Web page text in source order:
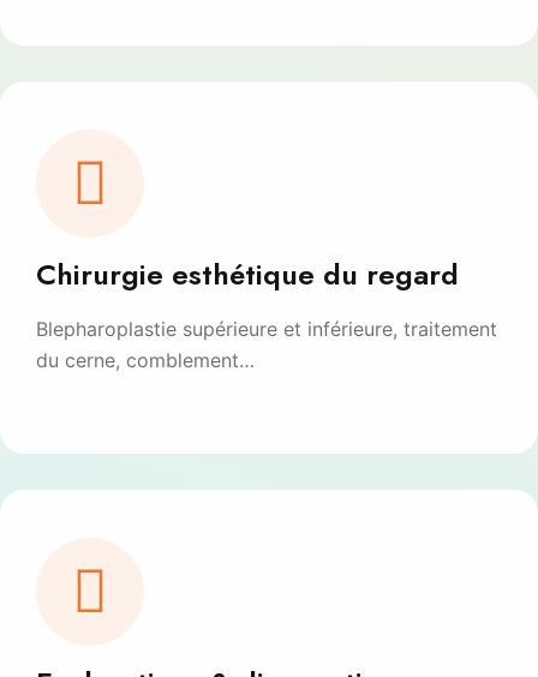
Chirurgie esthétique du regard
Blepharoplastie supérieure et inférieure, traitement
du cerne, comblement…